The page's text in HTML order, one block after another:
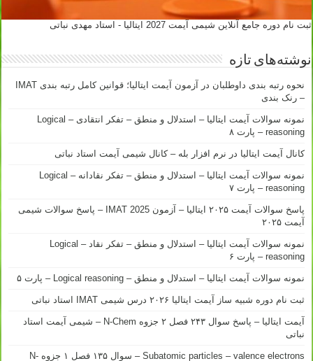
ثبت نام دوره جامع آنلاین شیمی آیمت 2027 ایتالیا - استاد مهدی نباتی
نوشته‌های تازه
نحوه رتبه بندی داوطلبان در آزمون آیمت ایتالیا؛ قوانین کامل رتبه بندی IMAT
– رنک بندی
نمونه سوالات آیمت ایتالیا – استدلال و منطق – تفکر انتقادی – Logical
reasoning – پارت ۸
کانال آیمت ایتالیا در نرم افزار بله – کانال شیمی آیمت استاد نباتی
نمونه سوالات آیمت ایتالیا – استدلال و منطق – تفکر نقادانه – Logical
reasoning – پارت ۷
پاسخ سوالات آیمت ۲۰۲۵ ایتالیا – آزمون IMAT 2025 – پاسخ سوالات شیمی
آیمت ۲۰۲۵
نمونه سوالات آیمت ایتالیا – استدلال و منطق – تفکر نقاد – Logical
reasoning – پارت ۶
نمونه سوالات آیمت ایتالیا – استدلال و منطق – Logical reasoning – پارت ۵
ثبت نام دوره شبیه ساز آیمت ایتالیا ۲۰۲۶ درس شیمی IMAT استاد نباتی
آیمت ایتالیا – پاسخ سوال ۲۴۳ فصل ۲ جزوه N-Chem – شیمی آیمت استاد
نباتی
Subatomic particles – valence electrons – سوال ۱۳۵ فصل ۱ جزوه N-